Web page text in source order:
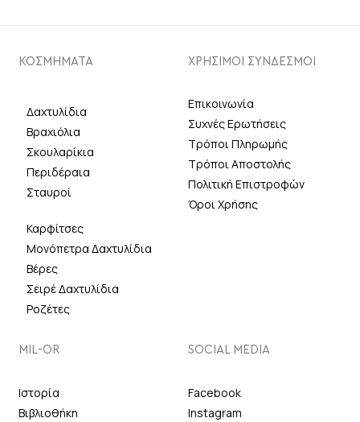
ΚΟΣΜΗΜΑΤΑ
Δαχτυλίδια
Βραχιόλια
Σκουλαρίκια
Περιδέραια
Σταυροί
Καρφίτσες
Μονόπετρα Δαχτυλίδια
Βέρες
Σειρέ Δαχτυλίδια
Ροζέτες
ΧΡΗΣΙΜΟΙ ΣΥΝΔΕΣΜΟΙ
Επικοινωνία
Συχνές Ερωτήσεις
Τρόποι Πληρωμής
Τρόποι Αποστολής
Πολιτική Επιστροφών
Όροι Χρήσης
MIL-OR
Ιστορία
Βιβλιοθήκη
SOCIAL MEDIA
Facebook
Instagram